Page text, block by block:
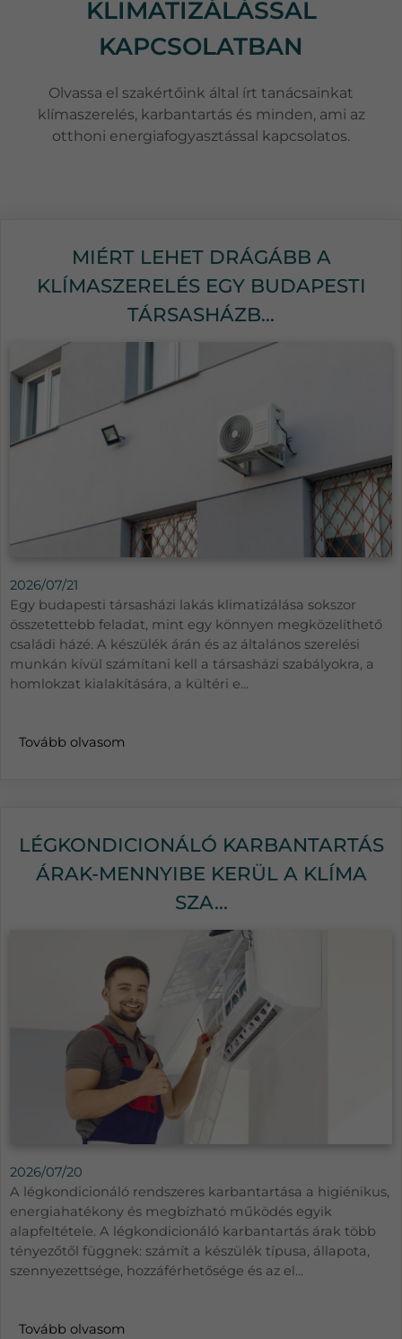
KLIMATIZÁLÁSSAL
KAPCSOLATBAN
Olvassa el szakértőink által írt tanácsainkat
klímaszerelés, karbantartás és minden, ami az
otthoni energiafogyasztással kapcsolatos.
MIÉRT LEHET DRÁGÁBB A
KLÍMASZERELÉS EGY BUDAPESTI
TÁRSASHÁZB...
2026/07/21
Egy budapesti társasházi lakás klimatizálása sokszor
összetettebb feladat, mint egy könnyen megközelíthető
családi házé. A készülék árán és az általános szerelési
munkán kívül számítani kell a társasházi szabályokra, a
homlokzat kialakítására, a kültéri e...
Tovább olvasom
LÉGKONDICIONÁLÓ KARBANTARTÁS
ÁRAK-MENNYIBE KERÜL A KLÍMA
SZA...
2026/07/20
A légkondicionáló rendszeres karbantartása a higiénikus,
energiahatékony és megbízható működés egyik
alapfeltétele. A légkondicionáló karbantartás árak több
tényezőtől függnek: számít a készülék típusa, állapota,
szennyezettsége, hozzáférhetősége és az el...
Tovább olvasom